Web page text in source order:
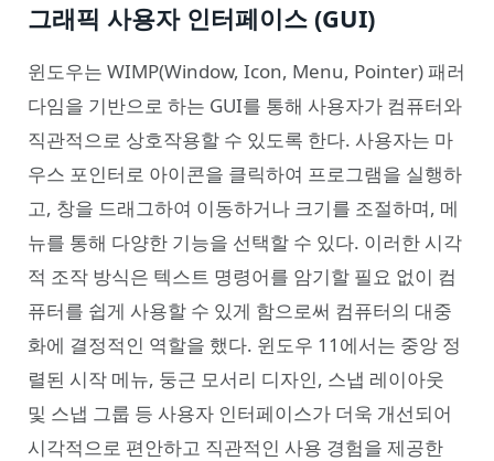
그래픽 사용자 인터페이스 (GUI)
윈도우는 WIMP(Window, Icon, Menu, Pointer) 패러
다임을 기반으로 하는 GUI를 통해 사용자가 컴퓨터와
직관적으로 상호작용할 수 있도록 한다. 사용자는 마
우스 포인터로 아이콘을 클릭하여 프로그램을 실행하
고, 창을 드래그하여 이동하거나 크기를 조절하며, 메
뉴를 통해 다양한 기능을 선택할 수 있다. 이러한 시각
적 조작 방식은 텍스트 명령어를 암기할 필요 없이 컴
퓨터를 쉽게 사용할 수 있게 함으로써 컴퓨터의 대중
화에 결정적인 역할을 했다. 윈도우 11에서는 중앙 정
렬된 시작 메뉴, 둥근 모서리 디자인, 스냅 레이아웃
및 스냅 그룹 등 사용자 인터페이스가 더욱 개선되어
시각적으로 편안하고 직관적인 사용 경험을 제공한